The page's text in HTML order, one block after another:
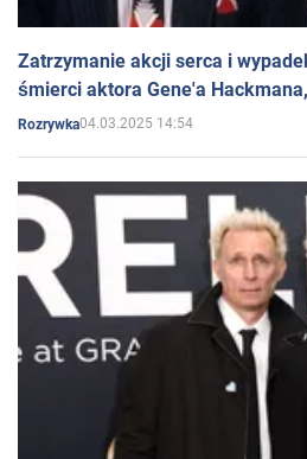
Zatrzymanie akcji serca i
śmierci aktora Gene'a
Rozrywka04.03.2025 14:54